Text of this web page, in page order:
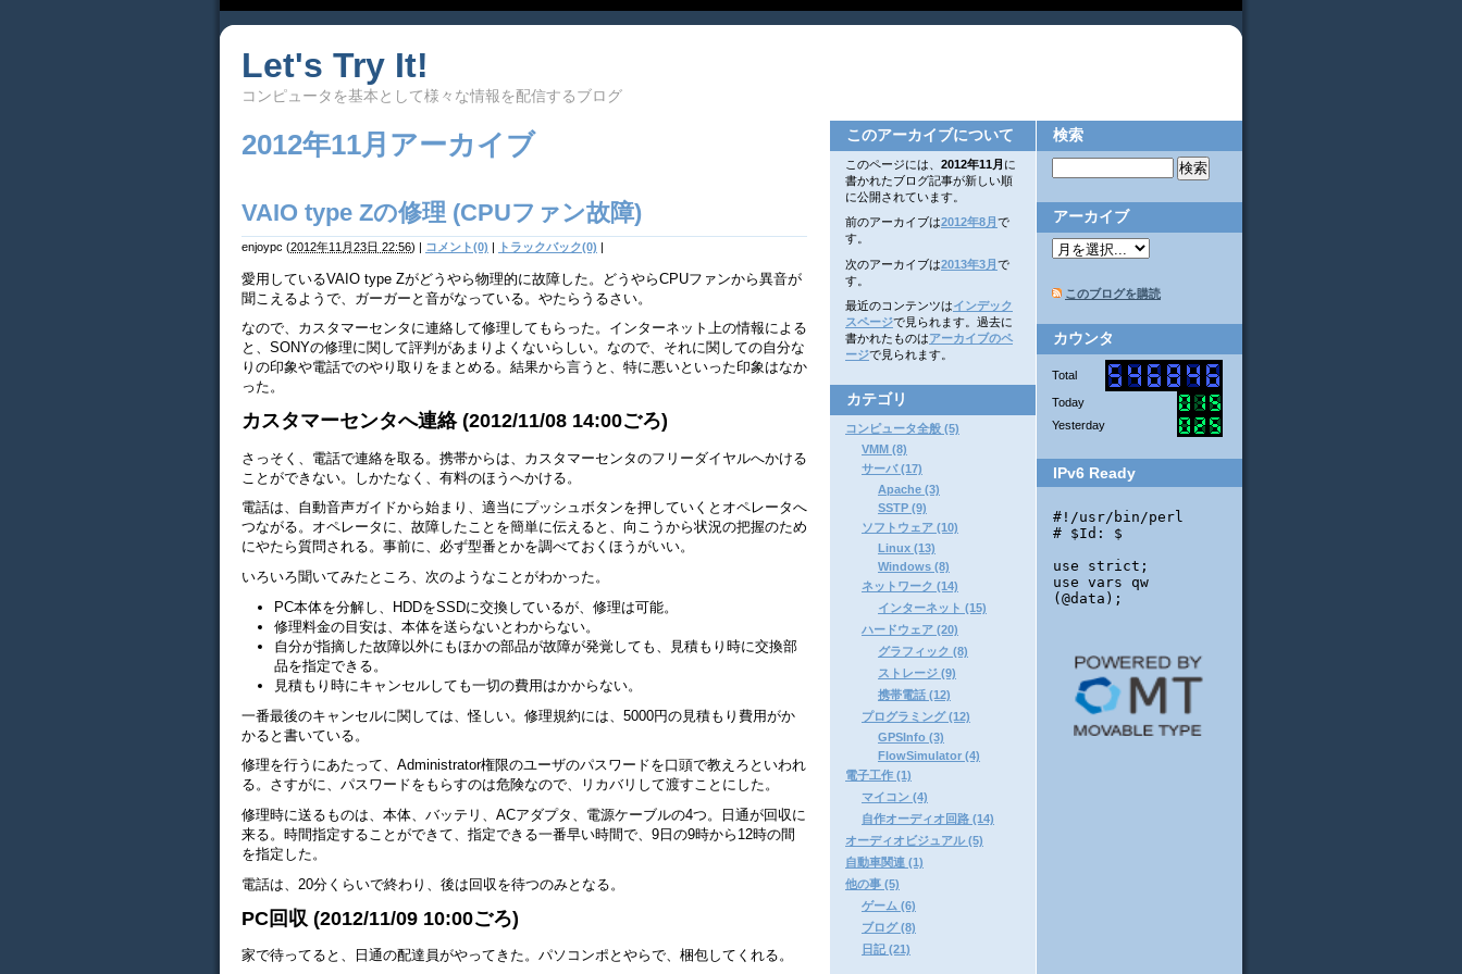
Let's Try It!
コンピュータを基本として様々な情報を配信するブログ
2012年11月アーカイブ
VAIO type Zの修理 (CPUファン故障)
enjoypc (2012年11月23日 22:56) | コメント(0) | トラックバック(0) |
愛用しているVAIO type Zがどうやら物理的に故障した。どうやらCPUファンから異音が
聞こえるようで、ガーガーと音がなっている。やたらうるさい。
なので、カスタマーセンタに連絡して修理してもらった。インターネット上の情報による
と、SONYの修理に関して評判があまりよくないらしい。なので、それに関しての自分な
りの印象や電話でのやり取りをまとめる。結果から言うと、特に悪いといった印象はなか
った。
カスタマーセンタへ連絡 (2012/11/08 14:00ごろ)
さっそく、電話で連絡を取る。携帯からは、カスタマーセンタのフリーダイヤルへかける
ことができない。しかたなく、有料のほうへかける。
電話は、自動音声ガイドから始まり、適当にプッシュボタンを押していくとオペレータへ
つながる。オペレータに、故障したことを簡単に伝えると、向こうから状況の把握のため
にやたら質問される。事前に、必ず型番とかを調べておくほうがいい。
いろいろ聞いてみたところ、次のようなことがわかった。
PC本体を分解し、HDDをSSDに交換しているが、修理は可能。
修理料金の目安は、本体を送らないとわからない。
自分が指摘した故障以外にもほかの部品が故障が発覚しても、見積もり時に交換部
品を指定できる。
見積もり時にキャンセルしても一切の費用はかからない。
一番最後のキャンセルに関しては、怪しい。修理規約には、5000円の見積もり費用がか
かると書いている。
修理を行うにあたって、Administrator権限のユーザのパスワードを口頭で教えろといわれ
る。さすがに、パスワードをもらすのは危険なので、リカバリして渡すことにした。
修理時に送るものは、本体、バッテリ、ACアダプタ、電源ケーブルの4つ。日通が回収に
来る。時間指定することができて、指定できる一番早い時間で、9日の9時から12時の間
を指定した。
電話は、20分くらいで終わり、後は回収を待つのみとなる。
PC回収 (2012/11/09 10:00ごろ)
家で待ってると、日通の配達員がやってきた。パソコンポとやらで、梱包してくれる。
検索
アーカイブ
このブログを購読
カウンタ
Total
Today
Yesterday
IPv6 Ready
このアーカイブについて
このページには、 2012年11月 に
書かれたブログ記事が新しい順
に公開されています。
前のアーカイブは2012年8月 で
す。
次のアーカイブは2013年3月 で
す。
最近のコンテンツはインデック
スページで見られます。過去に
書かれたものはアーカイブのペ
ージで見られます。
カテゴリ
コンピュータ全般 (5)
VMM (8)
サーバ (17)
Apache (3)
SSTP (9)
ソフトウェア (10)
Linux (13)
Windows (8)
ネットワーク (14)
インターネット (15)
ハードウェア (20)
グラフィック (8)
ストレージ (9)
携帯電話 (12)
プログラミング (12)
GPSInfo (3)
FlowSimulator (4)
電子工作 (1)
マイコン (4)
自作オーディオ回路 (14)
オーディオビジュアル (5)
自動車関連 (1)
他の事 (5)
ゲーム (6)
ブログ (8)
日記 (21)